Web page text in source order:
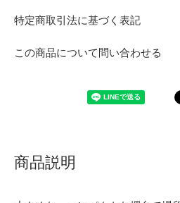
特定商取引法に基づく表記
この商品について問い合わせる
商品説明